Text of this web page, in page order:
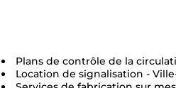
Plans de contrôle de la
Location de signalisation -